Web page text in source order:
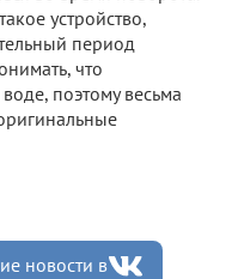
устройство,
период
что
поэтому весьма
новости в